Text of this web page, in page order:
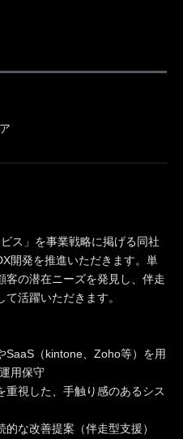
ス」を事業戦略に掲げる同社
開発を推進いただきます。単
客の潜在ニーズを発見し、伴走
活躍いただきます。
SaaS（kintone、Zoho等）を用
用保守
重視した、手触り感のあるシス
な改善提案（伴走型支援）